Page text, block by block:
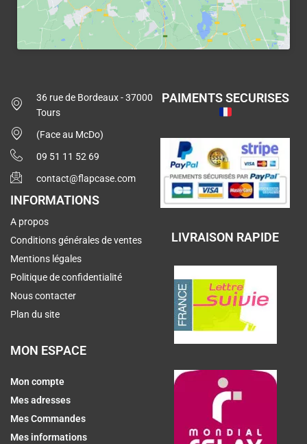
36 rue de Bordeaux - 37000
Tours
(Face au McDo)
09 51 11 52 69
contact@flapcase.com
INFORMATIONS
A propos
Conditions générales de ventes
Mentions légales
Politique de confidentialité
Nous contacter
Plan du site
MON ESPACE
Mon compte
Mes adresses
Mes Commandes
Mes informations
PAIMENTS SECURISES
LIVRAISON RAPIDE